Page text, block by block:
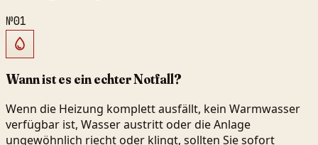
№01
Wann ist es ein echter Notfall?
Wenn die Heizung komplett ausfällt, kein Warmwasser
verfügbar ist, Wasser austritt oder die Anlage
ungewöhnlich riecht oder klingt, sollten Sie sofort